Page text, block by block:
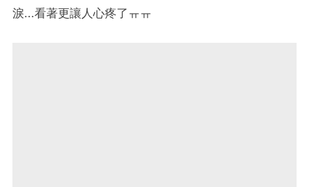
淚...看著更讓人心疼了ㅠㅠ